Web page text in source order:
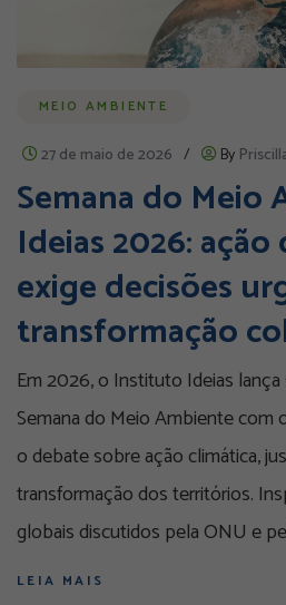
MEIO AMBIENTE
27 de maio de 2026 / By
Semana do Meio
Ideias 2026:
exige decisões
transformação
Em 2026, o Instituto Ideias lança
Semana do Meio Ambiente
o debate sobre ação climática,
transformação dos territórios.
globais discutidos pela ONU e
LEIA MAIS